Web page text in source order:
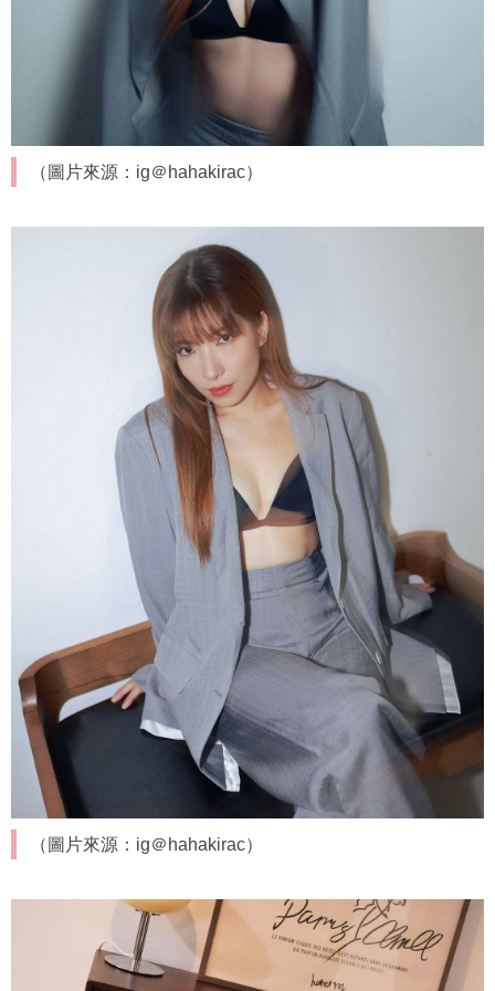
（圖片來源：ig＠hahakirac）
（圖片來源：ig＠hahakirac）